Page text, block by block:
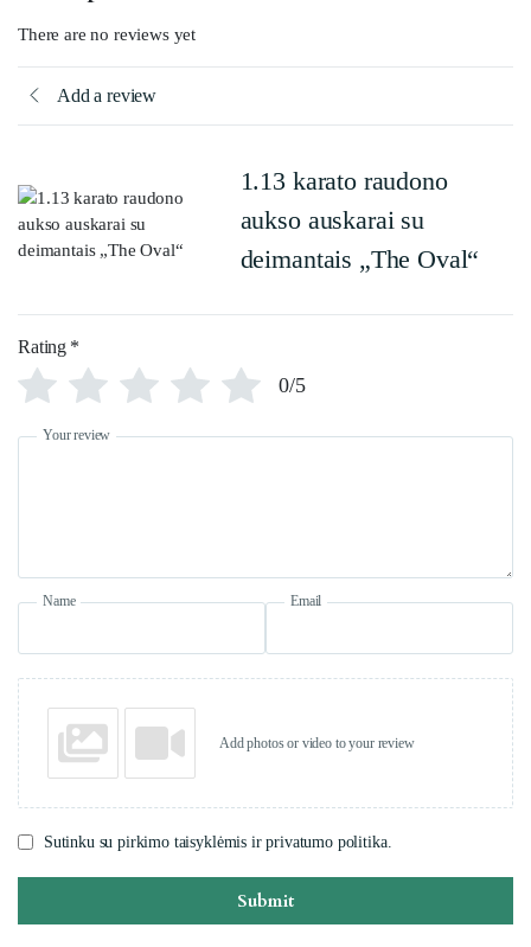
There are no reviews yet
Add a review
1.13 karato raudono
aukso auskarai su
deimantais „The Oval“
Rating *
0/5
Your review
Name Email
Add photos or video to your review
Sutinku su pirkimo taisyklėmis ir privatumo politika.
Submit